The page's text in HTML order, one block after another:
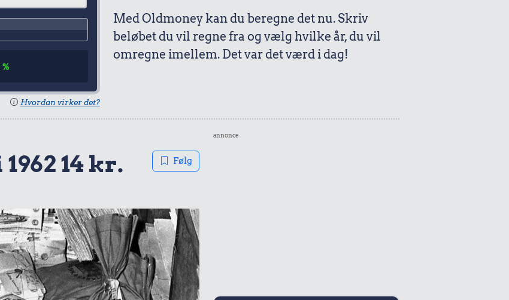
%
Hvordan virker det?
Med Oldmoney kan du beregne det nu. Skriv
beløbet du vil regne fra og vælg hvilke år, du vil
omregne imellem. Det var det værd i dag!
14 kr.
Følg
annonce